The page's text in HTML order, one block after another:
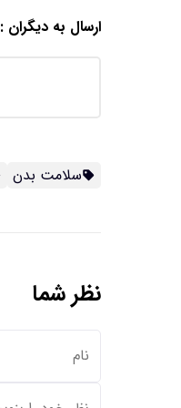
ارسال به دیگران :
سلامت بدن
نظر شما